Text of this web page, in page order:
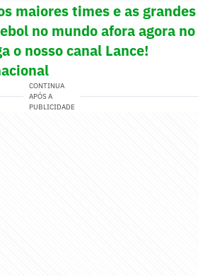
maiores times e as grandes
no mundo afora agora no
o nosso canal Lance!
CONTINUA
APÓS A
PUBLICIDADE